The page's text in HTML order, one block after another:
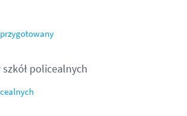
policealnych